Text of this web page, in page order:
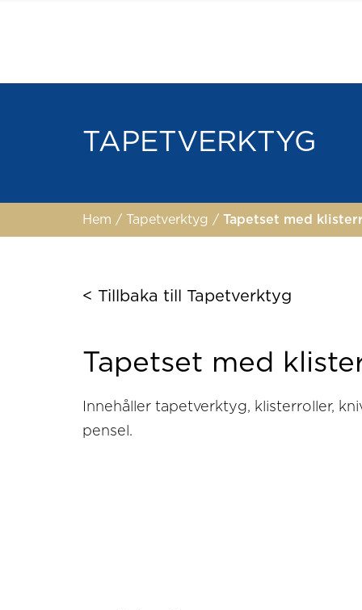
TAPETVERKTYG
Hem / Tapetverktyg / Tapetset med
< Tillbaka till Tapetverktyg
Tapetset med
Innehåller tapetverktyg, klisterroller,
pensel.